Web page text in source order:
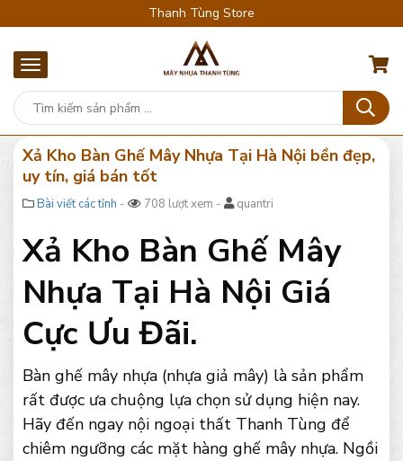
Thanh Tùng Store
Xả Kho Bàn Ghế Mây Nhựa Tại Hà Nội bền đẹp,
uy tín, giá bán tốt
Bài viết các tỉnh - 708 lượt xem - quantri
Xả Kho Bàn Ghế Mây
Nhựa Tại Hà Nội Giá
Cực Ưu Đãi.
Bàn ghế mây nhựa (nhựa giả mây) là sản phẩm
rất được ưa chuộng lựa chọn sử dụng hiện nay.
Hãy đến ngay nội ngoại thất Thanh Tùng để
chiêm ngưỡng các mặt hàng ghế mây nhựa. Ngồi